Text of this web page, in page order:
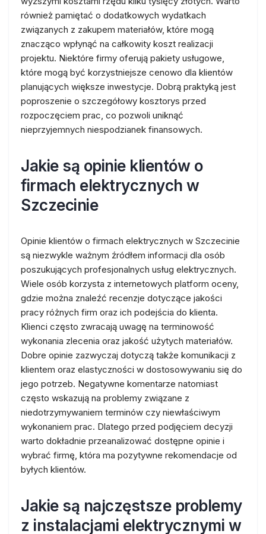
również pamiętać o dodatkowych wydatkach
związanych z zakupem materiałów, które mogą
znacząco wpłynąć na całkowity koszt realizacji
projektu. Niektóre firmy oferują pakiety usługowe,
które mogą być korzystniejsze cenowo dla klientów
planujących większe inwestycje. Dobrą praktyką jest
poproszenie o szczegółowy kosztorys przed
rozpoczęciem prac, co pozwoli uniknąć
nieprzyjemnych niespodzianek finansowych.
Jakie są opinie klientów o
firmach elektrycznych w
Szczecinie
Opinie klientów o firmach elektrycznych w Szczecinie
są niezwykle ważnym źródłem informacji dla osób
poszukujących profesjonalnych usług elektrycznych.
Wiele osób korzysta z internetowych platform oceny,
gdzie można znaleźć recenzje dotyczące jakości
pracy różnych firm oraz ich podejścia do klienta.
Klienci często zwracają uwagę na terminowość
wykonania zlecenia oraz jakość użytych materiałów.
Dobre opinie zazwyczaj dotyczą także komunikacji z
klientem oraz elastyczności w dostosowywaniu się do
jego potrzeb. Negatywne komentarze natomiast
często wskazują na problemy związane z
niedotrzymywaniem terminów czy niewłaściwym
wykonaniem prac. Dlatego przed podjęciem decyzji
warto dokładnie przeanalizować dostępne opinie i
wybrać firmę, która ma pozytywne rekomendacje od
byłych klientów.
Jakie są najczęstsze problemy
z instalacjami elektrycznymi w